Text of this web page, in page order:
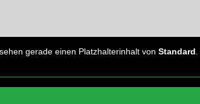
gerade einen Platzhalterinhalt von Standard